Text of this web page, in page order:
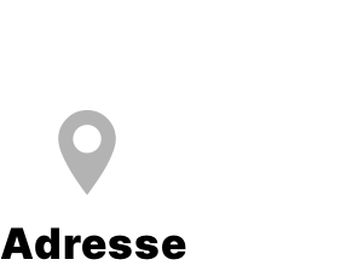
Adresse